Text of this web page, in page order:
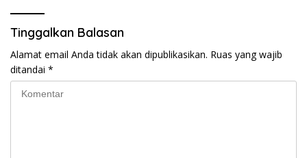
Tinggalkan Balasan
Alamat email Anda tidak akan dipublikasikan. Ruas yang wajib
ditandai *